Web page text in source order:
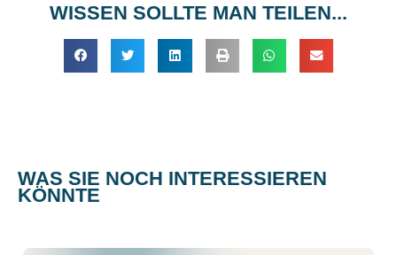
WISSEN SOLLTE MAN TEILEN...
WAS SIE NOCH INTERESSIEREN
KÖNNTE